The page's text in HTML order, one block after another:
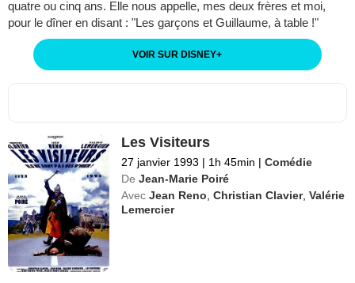
quatre ou cinq ans. Elle nous appelle, mes deux frères et moi,
pour le dîner en disant : "Les garçons et Guillaume, à table !"
VOIR SUR DISNEY+
Les Visiteurs
27 janvier 1993 | 1h 45min | Comédie
De Jean-Marie Poiré
Avec Jean Reno ,Christian Clavier,Valérie
Lemercier